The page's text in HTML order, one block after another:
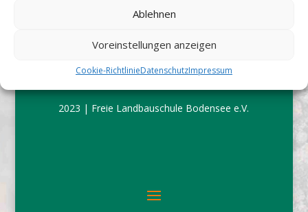
Ablehnen
Voreinstellungen anzeigen
Cookie-RichtlinieDatenschutzImpressum
2023 | Freie Landbauschule Bodensee e.V.